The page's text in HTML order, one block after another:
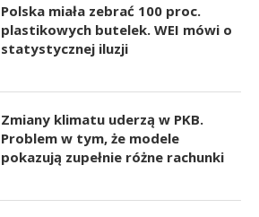
Polska miała zebrać 100 proc.
plastikowych butelek. WEI mówi o
statystycznej iluzji
Zmiany klimatu uderzą w PKB.
Problem w tym, że modele
pokazują zupełnie różne rachunki